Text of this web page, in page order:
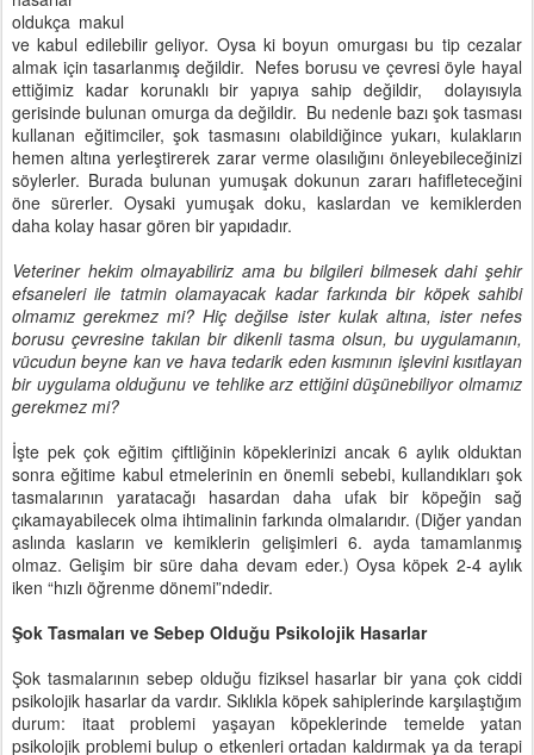
oldukça makul
ve kabul edilebilir geliyor. Oysa ki boyun omurgası bu tip cezalar
almak için tasarlanmış değildir. Nefes borusu ve çevresi öyle hayal
ettiğimiz kadar korunaklı bir yapıya sahip değildir,
dolayısıyla
gerisinde bulunan omurga da değildir. Bu nedenle bazı şok tasması
kullanan eğitimciler, şok tasmasını olabildiğince yukarı, kulakların
hemen altına yerleştirerek zarar verme olasılığını önleyebileceğinizi
söylerler. Burada bulunan yumuşak dokunun zararı hafifleteceğini
öne sürerler. Oysaki yumuşak doku, kaslardan ve kemiklerden
daha kolay hasar gören bir yapıdadır.
Veteriner hekim olmayabiliriz ama bu bilgileri bilmesek dahi şehir
efsaneleri ile tatmin olamayacak kadar farkında bir köpek sahibi
olmamız gerekmez mi? Hiç değilse ister kulak altına, ister nefes
borusu çevresine takılan bir dikenli tasma olsun, bu uygulamanın,
vücudun beyne kan ve hava tedarik eden kısmının işlevini kısıtlayan
bir uygulama olduğunu ve tehlike arz ettiğini düşünebiliyor olmamız
gerekmez mi?
İşte pek çok eğitim çiftliğinin köpeklerinizi ancak 6 aylık olduktan
sonra eğitime kabul etmelerinin en önemli sebebi, kullandıkları şok
tasmalarının yaratacağı hasardan daha ufak bir köpeğin sağ
çıkamayabilecek olma ihtimalinin farkında olmalarıdır. (Diğer yandan
aslında kasların ve kemiklerin gelişimleri 6. ayda tamamlanmış
olmaz. Gelişim bir süre daha devam eder.) Oysa köpek 2-4 aylık
iken “hızlı öğrenme dönemi”ndedir.
Şok Tasmaları ve Sebep Olduğu Psikolojik Hasarlar
Şok tasmalarının sebep olduğu fiziksel hasarlar bir yana çok ciddi
psikolojik hasarlar da vardır. Sıklıkla köpek sahiplerinde karşılaştığım
durum: itaat problemi yaşayan köpeklerinde temelde yatan
psikolojik problemi bulup o etkenleri ortadan kaldırmak ya da terapi